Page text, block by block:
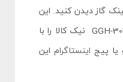
گاز دیدن کنید. این
فروشگاه نماینده رسمی محصولات شرکت نیک کالا بوده و به شما اجاق گاز صفحه ای 5 شعله شیشه ای GGH-302 نیک کالا را با
اینستاگرام این